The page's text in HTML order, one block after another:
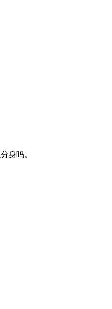
身吗。